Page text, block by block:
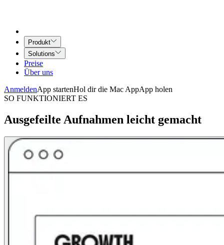
Produkt
Solutions
Preise
Über uns
AnmeldenApp startenHol dir die Mac AppApp holen
SO FUNKTIONIERT ES
Ausgefeilte Aufnahmen leicht gemacht